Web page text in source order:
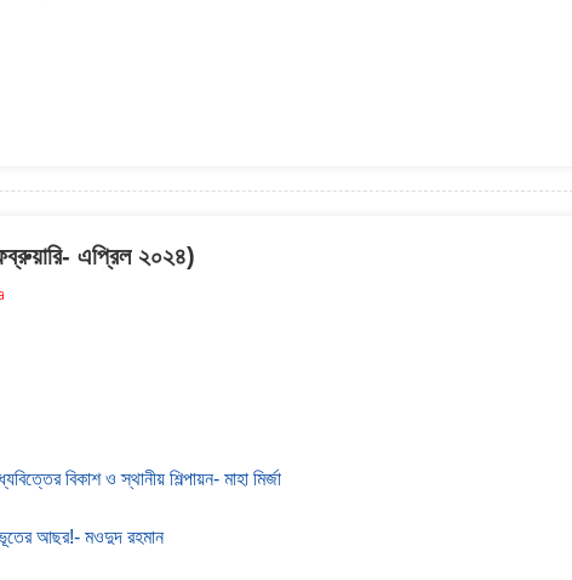
এপ্রিল ২০২৪)
বিকাশ ও স্থানীয় শিল্পায়ন- মাহা মির্জা
ভূতের আছর!- মওদুদ রহমান